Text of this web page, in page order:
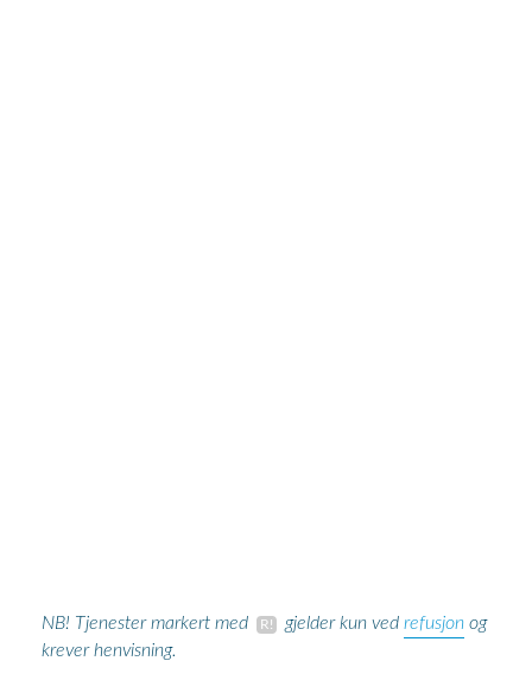
NB! Tjenester markert med gjelder kun ved refusjon og
krever henvisning.